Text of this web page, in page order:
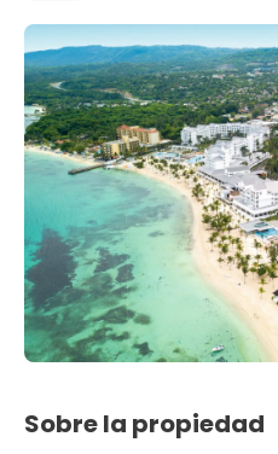
Sobre la propiedad